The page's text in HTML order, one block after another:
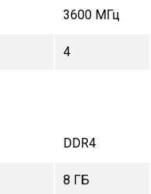
3600 МГц
4
DDR4
8 ГБ